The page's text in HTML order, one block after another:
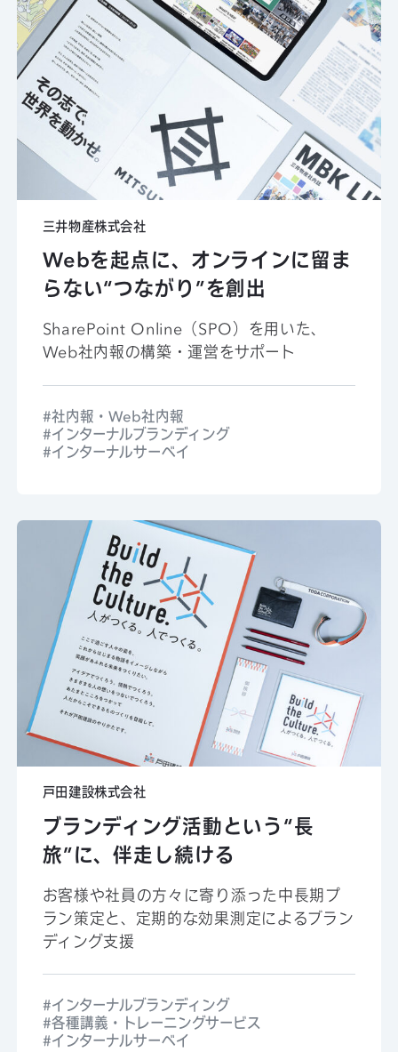
三井物産株式会社
Webを起点に、オンラインに留ま
らない“つながり”を創出
SharePoint Online（SPO）を用いた、
Web社内報の構築・運営をサポート
社内報・Web社内報
インターナルブランディング
インターナルサーベイ
戸田建設株式会社
ブランディング活動という“長
旅”に、伴走し続ける
お客様や社員の方々に寄り添った中長期プ
ラン策定と、定期的な効果測定によるブラン
ディング支援
インターナルブランディング
各種講義・トレーニングサービス
インターナルサーベイ